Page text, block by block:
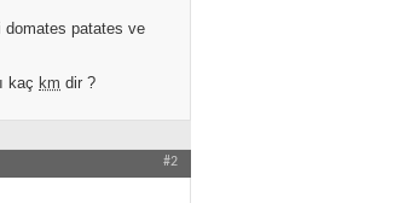
domates patates ve
kaç km dir ?
#2